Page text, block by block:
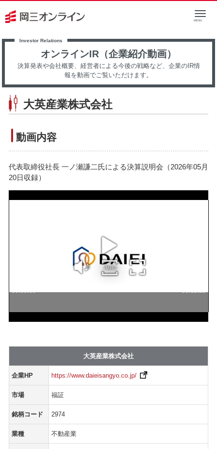
オンラインIR（企業紹介動画）
決算発表や会社概要、経営者による今後の戦略など、企業のIR情
報を動画でご覧いただけます。
大英産業株式会社
動画内容
代表取締役社長 一ノ瀬謙二氏による決算説明会（2026年05月
20日収録）
大英産業株式会社
企業HP https://www.daieisangyo.co.jp/
市場 福証
銘柄コード 2974
業種 不動産業